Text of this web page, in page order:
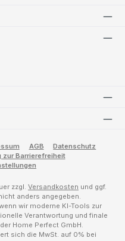
AGB
Datenschutz
zur Barrierefreiheit
zzgl. Versandkosten und ggf.
anders angegeben.
wir moderne KI-Tools zur
Verantwortung und finale
Home Perfect GmbH.
sich die MwSt. auf 0% bei